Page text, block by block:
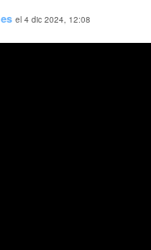
el 4 dic 2024, 12:08